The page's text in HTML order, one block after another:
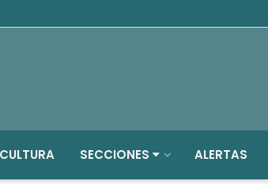
CULTURA SECCIONES ALERTAS